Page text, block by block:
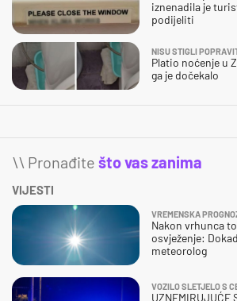
iznenadila je
podijeliti
NISU STIGLI
Platio noćenje u
ga je dočekalo
\\ Pronađite što vas zanima
VIJESTI
VREMENSKA
Nakon vrhunca
osvježenje:
meteorolog
VOZILO SLETJELO S